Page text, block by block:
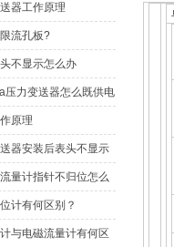
器工作原理
流孔板?
不显示怎么办
压力变送器怎么既供电
原理
器安装后表头不显示
量计指针不归位怎么
计有何区别？
与电磁流量计有何区